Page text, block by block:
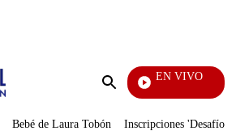
Enviar
EN VIVO
Noticias Caracol
Bebé de Laura Tobón Inscripciones 'Desafío'